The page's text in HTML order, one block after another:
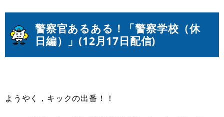
警察官あるある！「警察学校（休
日編）」(12月17日配信)
ようやく，キックの出番！！